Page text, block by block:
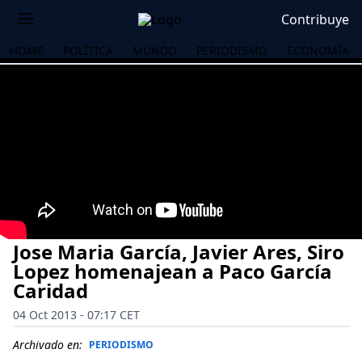
Contribuye
HOME POLÍTICA MUNDO PERIODISMO ECONOMÍA
Jose Maria García, Javier Ares, Siro
Lopez homenajean a Paco García
Caridad
04 Oct 2013 - 07:17 CET
Archivado en: PERIODISMO